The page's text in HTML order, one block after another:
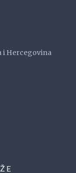
i Hercegovina